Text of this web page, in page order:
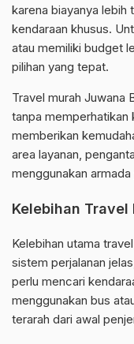
karena biayanya lebih
kendaraan khusus.
atau memiliki budget
pilihan yang tepat.
Travel murah Juwana
tanpa memperhatikan
memberikan
area layanan,
menggunakan
Kelebihan Travel
Kelebihan utama
sistem perjalanan
perlu mencari
menggunakan bus
terarah dari awal